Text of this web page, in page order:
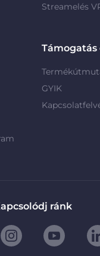
Streamelés
Támogatás
GYIK
ránk